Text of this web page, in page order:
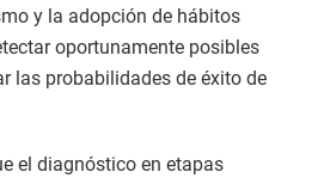
y la adopción de hábitos
oportunamente posibles
las probabilidades de éxito de
el diagnóstico en etapas